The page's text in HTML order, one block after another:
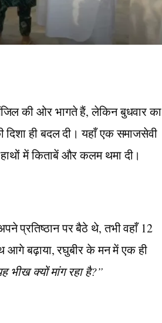
की ओर भागते हैं, लेकिन बुधवार का
ही बदल दी। यहाँ एक समाजसेवी
में किताबें और कलम थमा दी।
प्रतिष्ठान पर बैठे थे, तभी वहाँ 12
आगे बढ़ाया, रघुबीर के मन में एक ही
भीख क्यों मांग रहा है?”